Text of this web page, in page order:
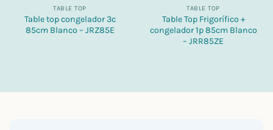
TABLE TOP
Table top congelador 3c
85cm Blanco – JRZ85E
TABLE TOP
Table Top Frigorífico +
congelador 1p 85cm Blanco
– JRR85ZE